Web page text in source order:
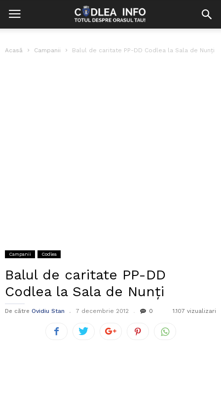
Acasă Campanii Balul de caritate PP-DD Codlea la Sala de Nunți
Campanii Codlea
Balul de caritate PP-DD
Codlea la Sala de Nunți
De către Ovidiu Stan 7 decembrie 2012 0 1.107 vizualizari